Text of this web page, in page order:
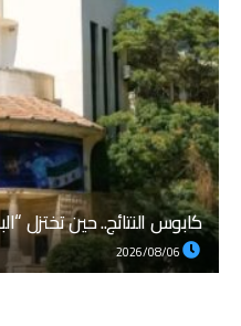
كابوس النتائج.. حين تختزل “البكالوريا” 12